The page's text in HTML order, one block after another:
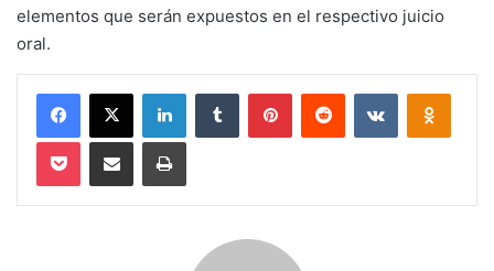
elementos que serán expuestos en el respectivo juicio
oral.
Facebook
X LinkedInTumblr PinterestReddit VKontakte
Pocket Compartir via email Imprimir